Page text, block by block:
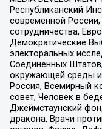
Республиканский
современной
сотрудничества,
Демократические
электоральных
Соединенных
окружающей среды и
Россия, Всемирный
совет, Человек в
Джеймстаунский
дракона, Врачи